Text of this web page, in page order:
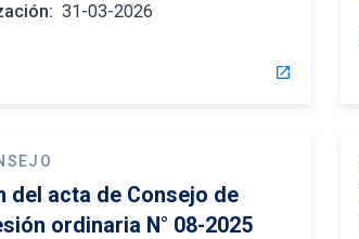
31-03-2026
open_in_new
del acta de Consejo de
ordinaria N° 08-2025